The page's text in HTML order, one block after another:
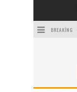
BREAKING